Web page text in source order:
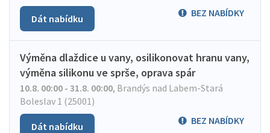
BEZ NABÍDKY
Dát nabídku
Výměna dlaždice u vany, osilikonovat hranu vany,
výměna silikonu ve sprše, oprava spár
10.8. 00:00 - 31.8. 00:00, Brandýs nad Labem-Stará
Boleslav 1 (25001)
BEZ NABÍDKY
Dát nabídku